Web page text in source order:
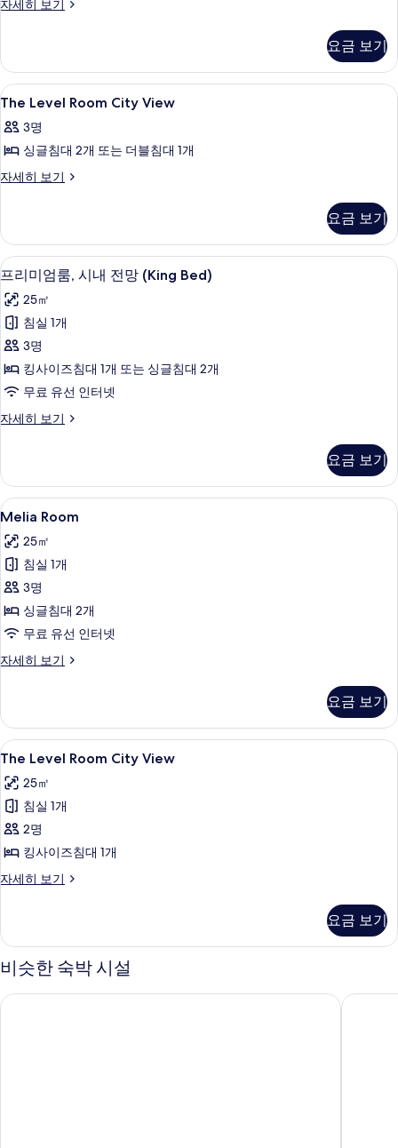
모
기
자세히 보기
세
히
보
요금 보기
The
Level
Room
City
View
모
두
보
기
9
The Level Room City View
3명
싱글침대 2개 또는 더블침대 1개
자세히 보기
The
View
자
세
보
기
요금 보기
프
리
미
엄
룸,
시
내
전
(King
Bed)
사
진
모
두
보
기
프리미엄룸, 시내 전망 (King Bed) |
6
프리미엄룸, 시내 전망 (King Bed)
25㎡
침실 1개
3명
킹사이즈침대 1개 또는 싱글침대 2개
무료 유선 인터넷
자세히 보기
프
룸,
시
내
망
(King
자
세
히
보
기
요금 보기
Melia
Room
사
진
모
두
보
기
이집트산 면 시트, 고급 침구, 오리/거
4
Melia Room
25㎡
침실 1개
3명
싱글침대 2개
무료 유선 인터넷
자세히 보기
Melia
히
보
기
요금 보기
The
Level
Room
City
View
사
진
보
기
이집트산 면 시트, 고급 침구, 오리/거
5
The Level Room City View
25㎡
침실 1개
2명
킹사이즈침대 1개
자세히 보기
The
View
세
보
요금 보기
비슷한 숙박 시설
호텔 리우 플라자 에스파냐 바르셀